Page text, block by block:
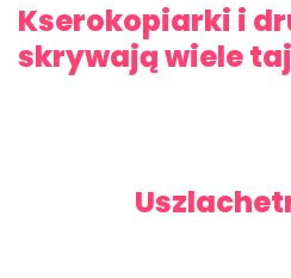
Kserokopiarki i
skrywają wiele